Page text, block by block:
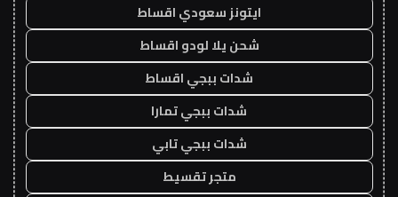
ايتونز سعودي اقساط
شحن يلا لودو اقساط
شدات ببجي اقساط
شدات ببجي تمارا
شدات ببجي تابي
متجر تقسيط